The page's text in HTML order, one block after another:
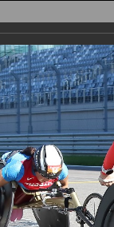
Half Marathon